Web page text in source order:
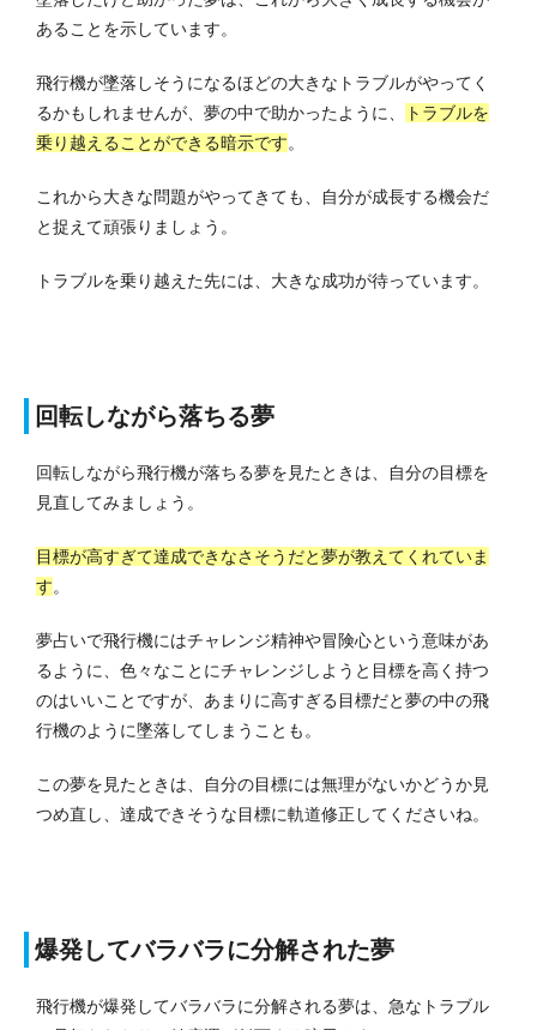
あることを示しています。
飛行機が墜落しそうになるほどの大きなトラブルがやってく
るかもしれませんが、夢の中で助かったように、
トラブルを
乗り越えることができる暗示です。
これから大きな問題がやってきても、自分が成長する機会だ
と捉えて頑張りましょう。
トラブルを乗り越えた先には、大きな成功が待っています。
回転しながら落ちる夢
回転しながら飛行機が落ちる夢を見たときは、自分の目標を
見直してみましょう。
目標が高すぎて達成できなさそうだと夢が教えてくれていま
す。
夢占いで飛行機にはチャレンジ精神や冒険心という意味があ
るように、色々なことにチャレンジしようと目標を高く持つ
のはいいことですが、あまりに高すぎる目標だと夢の中の飛
行機のように墜落してしまうことも。
この夢を見たときは、自分の目標には無理がないかどうか見
つめ直し、達成できそうな目標に軌道修正してくださいね。
爆発してバラバラに分解された夢
飛行機が爆発してバラバラに分解される夢は、急なトラブル